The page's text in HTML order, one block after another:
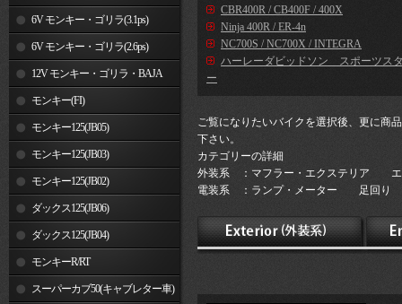
6V モンキー・ゴリラ(3.1ps)
6V モンキー・ゴリラ(2.6ps)
12V モンキー・ゴリラ・BAJA
モンキー(FI)
モンキー125(JB05)
モンキー125(JB03)
モンキー125(JB02)
ダックス125(JB06)
ダックス125(JB04)
モンキーR/RT
スーパーカブ50(キャブレター車)
CBR400R / CB400F / 400X
Ninja 400R / ER-4n
NC700S / NC700X / INTEGRA
ハーレーダビッドソン スポーツス
ー
ご覧になりたいバイクを選択後、更に商
下さい。
カテゴリーの詳細
外装系 ：マフラー・エクステリア エ
電装系 ：ランプ・メーター 足回り